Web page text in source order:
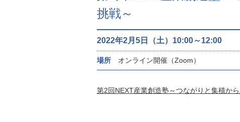
挑戦～
2022年2月5日（土）10:00～12:00
場所 オンライン開催（Zoom）
第2回NEXT産業創造塾～つながりと集積か